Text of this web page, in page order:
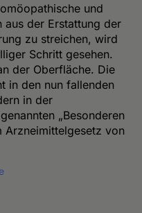
und
aus der Erstattung der
zu streichen, wird
Schritt gesehen.
der Oberfläche. Die
in den nun fallenden
in der
„Besonderen
Arzneimittelgesetz von